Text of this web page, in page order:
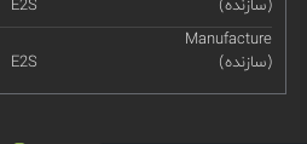
Manufacture
(سازنده)
E2S